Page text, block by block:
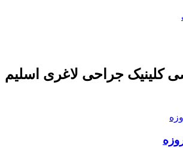
کلینیک جراحی لاغری اسلیم